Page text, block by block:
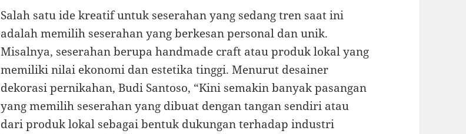
Salah satu ide kreatif untuk seserahan yang sedang tren saat ini
adalah memilih seserahan yang berkesan personal dan unik.
Misalnya, seserahan berupa handmade craft atau produk lokal yang
memiliki nilai ekonomi dan estetika tinggi. Menurut desainer
dekorasi pernikahan, Budi Santoso, “Kini semakin banyak pasangan
yang memilih seserahan yang dibuat dengan tangan sendiri atau
dari produk lokal sebagai bentuk dukungan terhadap industri